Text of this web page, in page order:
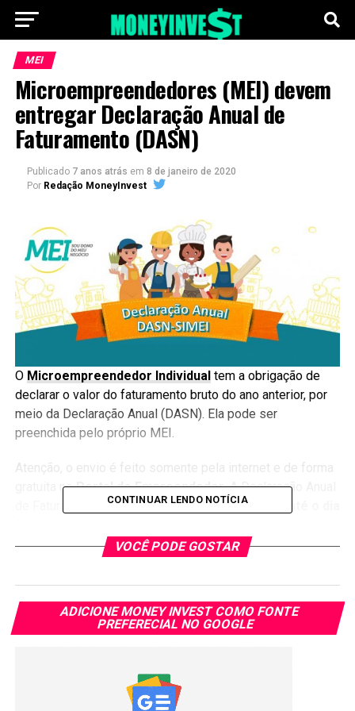
MEI
Microempreendedores (MEI) devem
entregar Declaração Anual de
Faturamento (DASN)
Publicado 7 anos atrás em 8 de janeiro de 2020
Por Redação MoneyInvest
O Microempreendedor Individualtem a obrigação de
declarar o valor do faturamento bruto do ano anterior, por
meio da Declaração Anual (DASN). Ela pode ser
preenchida pelo próprio MEI.
Atenção, o envio é feito somente pela internet e de forma
gratuita noPortal do Empreendedor. A Declaração Anual
de Faturamento deve ser enviada todos os anos,
Como enviar DASN-Simei
empresa durante todo o ano calendário.
ano calendário correspondente.
CONTINUAR LENDO NOTÍCIA
VOCÊ PODE GOSTAR
ADICIONE MONEY INVEST COMO FONTE
PREFERECIAL NO GOOGLE